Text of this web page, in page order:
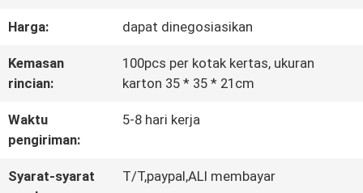
KUALITAS
KAMI
Harga: dapat dinegosiasikan
Kemasan
rincian:
100pcs per kotak kertas, ukuran
karton 35 * 35 * 21cm
Waktu
pengiriman:
5-8 hari kerja
Syarat-syarat
T/T,paypal,ALI membayar